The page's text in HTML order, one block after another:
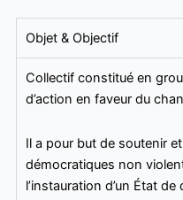
Objet & Objectif
Collectif constitué en
d’action en faveur du
Il a pour but de soutenir
démocratiques non
l’instauration d’un État de